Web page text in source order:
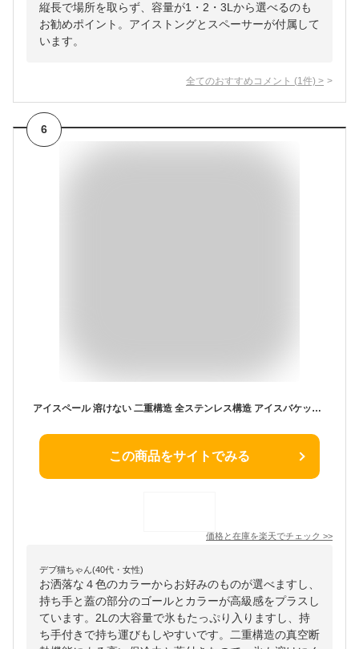
縦長で場所を取らず、容量が1・2・3Lから選べるのも
お勧めポイント。アイストングとスペーサーが付属して
います。
全てのおすすめコメント (1 件) >
6
アイスペール 溶けない 二重構造 全ステンレス構造 アイスバケット ステンレス 氷入れ 真空断熱 ハンドルとフタ付 保冷用 2L 大容量 プロ仕様 家庭用 業務用
この商品をサイトでみる
価格と在庫を楽天でチェック >>
デブ猫ちゃん(40代・女性)
お洒落な４色のカラーからお好みのものが選べますし、
持ち手と蓋の部分のゴールとカラーが高級感をプラスし
ています。2Lの大容量で氷もたっぷり入りますし、持
ち手付きで持ち運びもしやすいです。二重構造の真空断